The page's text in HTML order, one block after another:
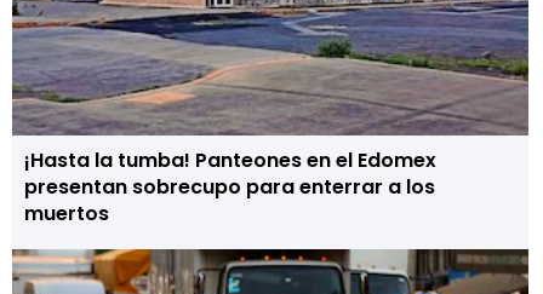
¡Hasta la tumba! Panteones en el Edomex
presentan sobrecupo para enterrar a los
muertos